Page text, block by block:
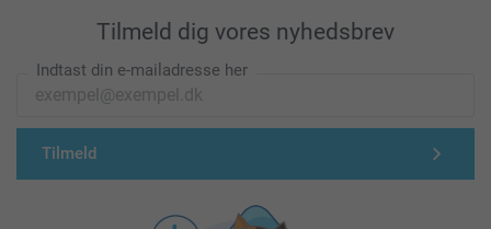
Tilmeld dig vores nyhedsbrev
Indtast din e-mailadresse her
Tilmeld